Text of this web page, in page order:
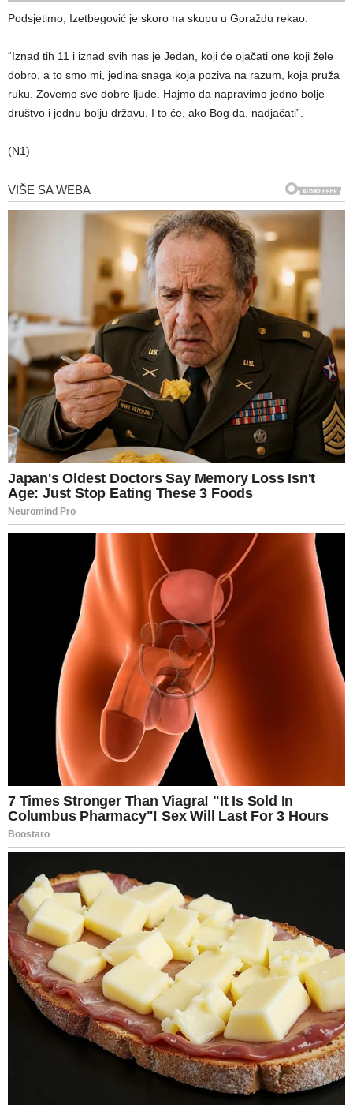
Podsjetimo, Izetbegović je skoro na skupu u Goraždu rekao:
“Iznad tih 11 i iznad svih nas je Jedan, koji će ojačati one koji žele
dobro, a to smo mi, jedina snaga koja poziva na razum, koja pruža
ruku. Zovemo sve dobre ljude. Hajmo da napravimo jedno bolje
društvo i jednu bolju državu. I to će, ako Bog da, nadjačati”.
(N1)